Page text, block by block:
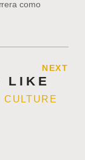
como
NEXT
LIKE
CULTURE